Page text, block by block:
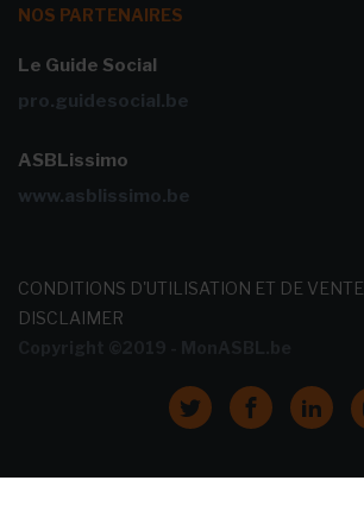
NOS PARTENAIRES
Le Guide Social
pro.guidesocial.be
ASBLissimo
www.asblissimo.be
CONDITIONS D'UTILISATION ET DE VENTE
DISCLAIMER